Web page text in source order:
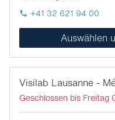
+41 32 621 94 00
Auswählen
Visilab Lausanne -
Geschlossen bis Freitag